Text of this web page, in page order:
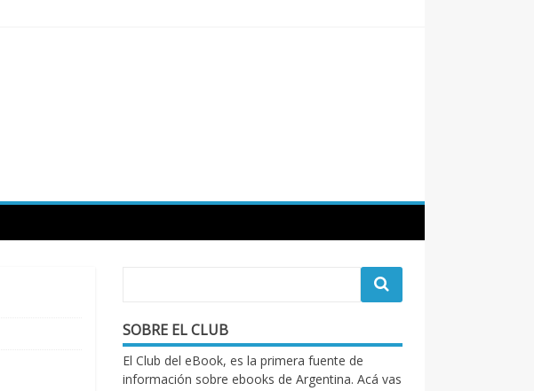
SOBRE EL CLUB
El Club del eBook, es la primera fuente de
información sobre ebooks de Argentina. Acá vas